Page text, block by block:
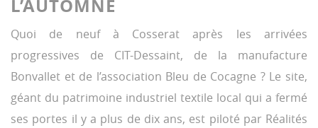
L’AUTOMNE
Quoi de neuf à Cosserat après les arrivées
progressives de CIT-Dessaint, de la manufacture
Bonvallet et de l’association Bleu de Cocagne ? Le site,
géant du patrimoine industriel textile local qui a fermé
ses portes il y a plus de dix ans, est piloté par Réalités